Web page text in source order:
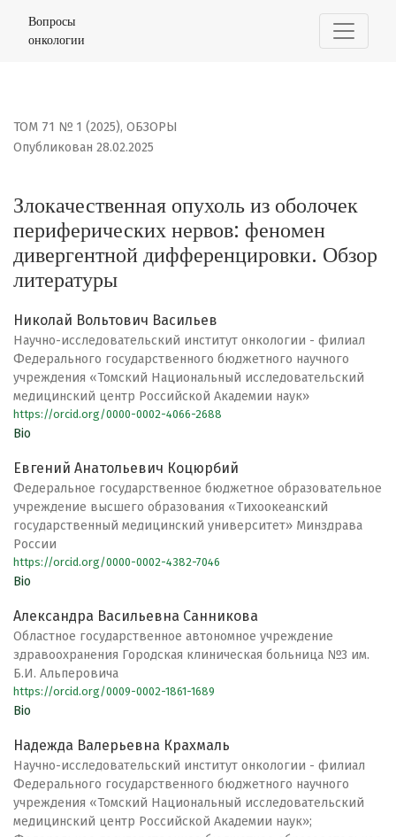
Злокачественная опухоль из оболочек
Вопросы
онкологии
ТОМ 71 № 1 (2025), ОБЗОРЫ
Злокачественная опухоль из оболочек
периферических нервов: феномен
дивергентной дифференцировки. Обзор
литературы
Опубликован 28.02.2025
Николай Вольтович Васильев
Научно-исследовательский институт онкологии - филиал
Федерального государственного бюджетного научного
учреждения «Томский Национальный исследовательский
медицинский центр Российской Академии наук»
https://orcid.org/0000-0002-4066-2688
Bio
Евгений Анатольевич Коцюрбий
Федеральное государственное бюджетное образовательное
учреждение высшего образования «Тихоокеанский
государственный медицинский университет» Минздрава
России
https://orcid.org/0000-0002-4382-7046
Bio
Александра Васильевна Санникова
Областное государственное автономное учреждение
здравоохранения Городская клиническая больница №3 им.
Б.И. Альперовича
https://orcid.org/0009-0002-1861-1689
Bio
Надежда Валерьевна Крахмаль
Научно-исследовательский институт онкологии - филиал
Федерального государственного бюджетного научного
учреждения «Томский Национальный исследовательский
медицинский центр Российской Академии наук»;